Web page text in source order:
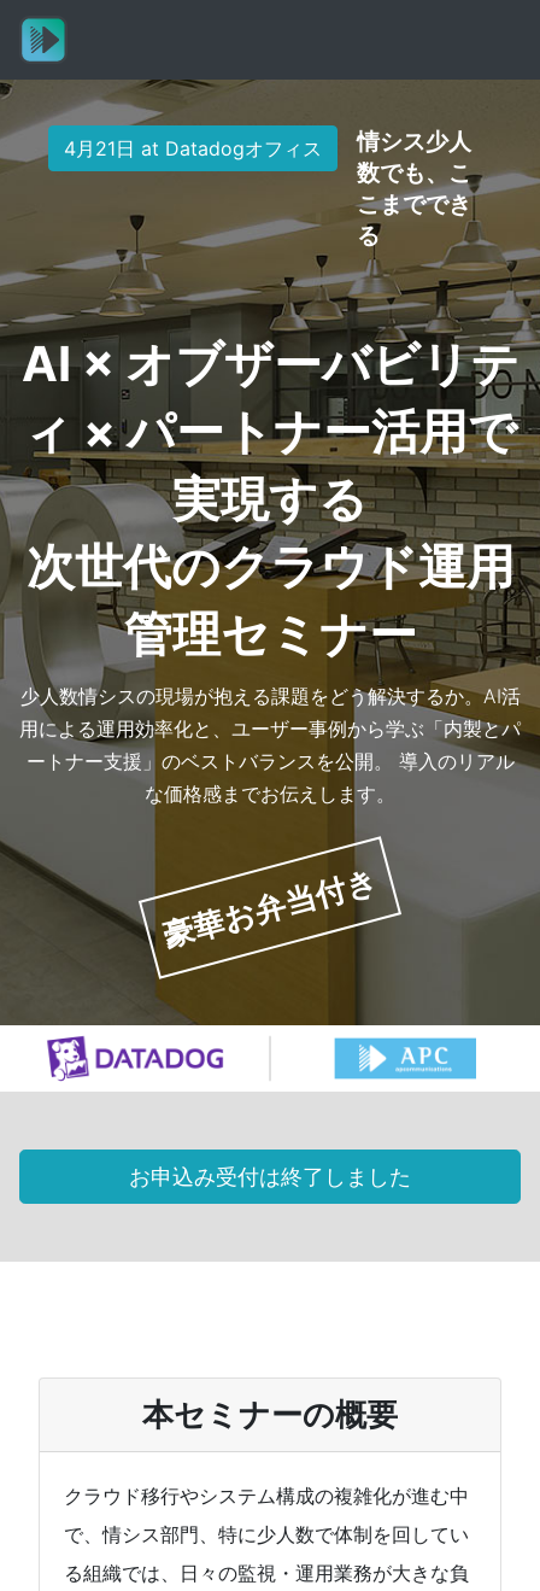
4月21日 at Datadogオフィス
情シス少人
数でも、こ
こまででき
る
AI × オブザーバビリテ
ィ × パートナー活用で
実現する
次世代のクラウド運用
管理セミナー
少人数情シスの現場が抱える課題をどう解決するか。AI活
用による運用効率化と、ユーザー事例から学ぶ「内製とパ
ートナー支援」のベストバランスを公開。 導入のリアル
な価格感までお伝えします。
豪華お弁当付き
お申込み受付は終了しました
本セミナーの概要
クラウド移行やシステム構成の複雑化が進む中
で、情シス部門、特に少人数で体制を回してい
る組織では、日々の監視・運用業務が大きな負